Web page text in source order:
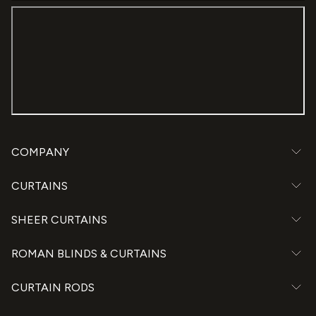
COMPANY
CURTAINS
SHEER CURTAINS
ROMAN BLINDS & CURTAINS
CURTAIN RODS